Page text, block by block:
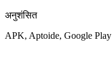
अनुशंसित
APK, Aptoide, Google Play